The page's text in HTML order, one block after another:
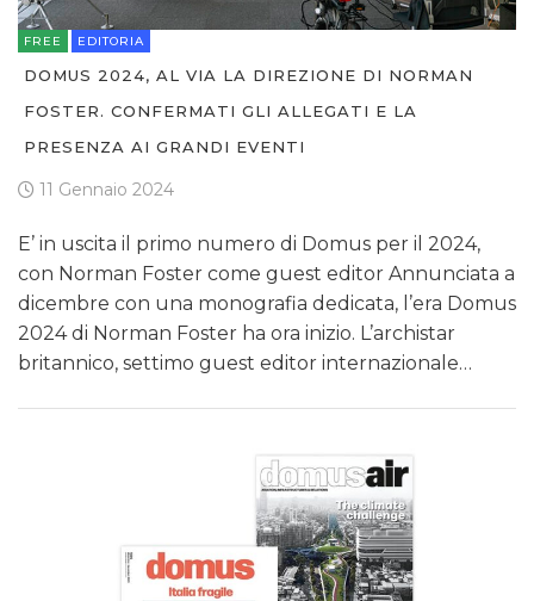
FREE EDITORIA
DOMUS 2024, AL VIA LA DIREZIONE DI NORMAN
FOSTER. CONFERMATI GLI ALLEGATI E LA
PRESENZA AI GRANDI EVENTI
11 Gennaio 2024
E’ in uscita il primo numero di Domus per il 2024,
con Norman Foster come guest editor Annunciata a
dicembre con una monografia dedicata, l’era Domus
2024 di Norman Foster ha ora inizio. L’archistar
britannico, settimo guest editor internazionale…